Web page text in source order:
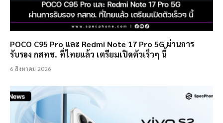
POCO C95 Pro และ Redmi Note 17 Pro 5G ผ่านการ
รับรอง กสทช. ที่ไทยแล้ว เตรียมเปิดตัวเร็วๆ นี้
6 สิงหาคม 2026